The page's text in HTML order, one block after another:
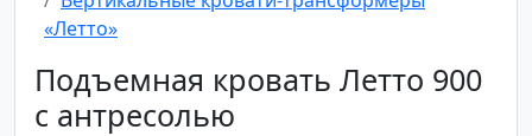
«Летто»
Подъемная кровать Летто 900
с антресолью